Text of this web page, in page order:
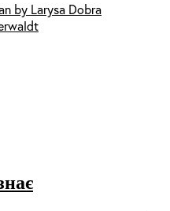
by Larysa Dobra